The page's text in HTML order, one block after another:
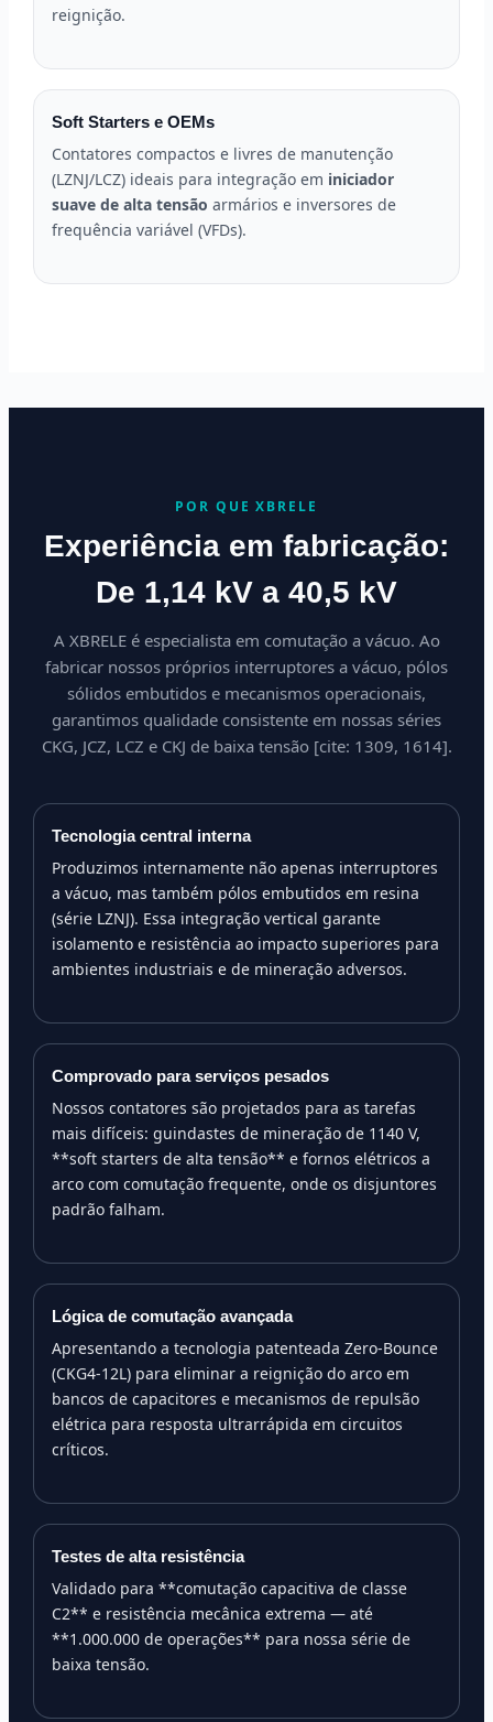
reignição.
Soft Starters e OEMs
Contatores compactos e livres de manutenção
(LZNJ/LCZ) ideais para integração em iniciador
suave de alta tensão armários e inversores de
frequência variável (VFDs).
POR QUE XBRELE
Experiência em fabricação:
De 1,14 kV a 40,5 kV
A XBRELE é especialista em comutação a vácuo. Ao
fabricar nossos próprios interruptores a vácuo, pólos
sólidos embutidos e mecanismos operacionais,
garantimos qualidade consistente em nossas séries
CKG, JCZ, LCZ e CKJ de baixa tensão [cite: 1309, 1614].
Tecnologia central interna
Produzimos internamente não apenas interruptores
a vácuo, mas também pólos embutidos em resina
(série LZNJ). Essa integração vertical garante
isolamento e resistência ao impacto superiores para
ambientes industriais e de mineração adversos.
Comprovado para serviços pesados
Nossos contatores são projetados para as tarefas
mais difíceis: guindastes de mineração de 1140 V,
**soft starters de alta tensão** e fornos elétricos a
arco com comutação frequente, onde os disjuntores
padrão falham.
Lógica de comutação avançada
Apresentando a tecnologia patenteada Zero-Bounce
(CKG4-12L) para eliminar a reignição do arco em
bancos de capacitores e mecanismos de repulsão
elétrica para resposta ultrarrápida em circuitos
críticos.
Testes de alta resistência
Validado para **comutação capacitiva de classe
C2** e resistência mecânica extrema — até
**1.000.000 de operações** para nossa série de
baixa tensão.